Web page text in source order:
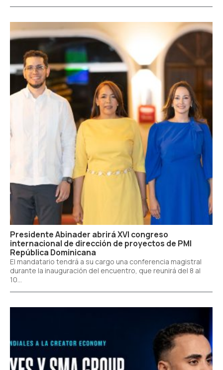
Presidente Abinader abrirá XVI congreso
internacional de dirección de proyectos de PMI
República Dominicana
El mandatario tendrá a su cargo una conferencia magistral
durante la inauguración del encuentro, que reunirá del 8 al
10...